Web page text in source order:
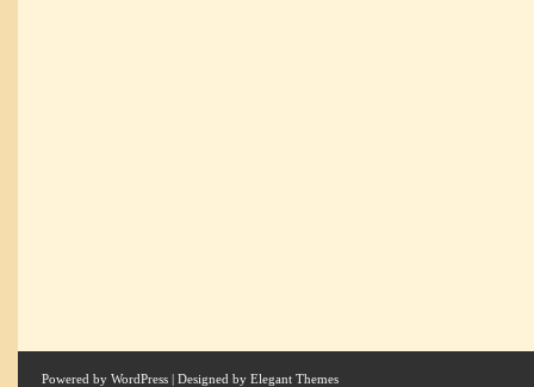
Powered by WordPress | Designed by Elegant Themes